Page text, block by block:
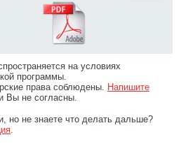
на условиях
программы.
права соблюдены. Напишите
Вы не согласны.
но не знаете что делать дальше?
.